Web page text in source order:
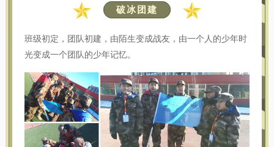
破冰团建
班级初定，团队初建，由陌生变成战友，由一个人的少年时
光变成一个团队的少年记忆。